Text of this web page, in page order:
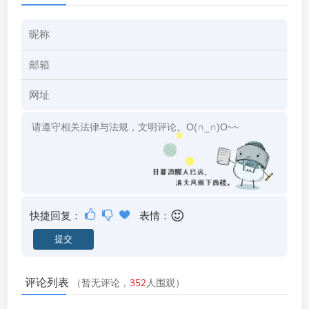
快捷回复： 表情：
评论列表 （暂无评论， 352人围观）